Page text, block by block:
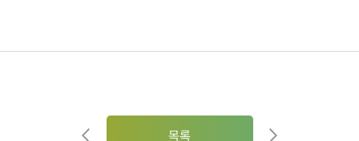
목록